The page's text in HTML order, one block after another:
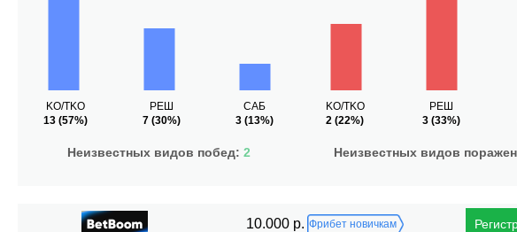
KO/TKO
13 (57%)
РЕШ
7 (30%)
САБ
3 (13%)
Неизвестных видов побед: 2
KO/TKO
2 (22%)
РЕШ
3(33%)
Неизвестных видов
10.000 р. Фрибет новичкам